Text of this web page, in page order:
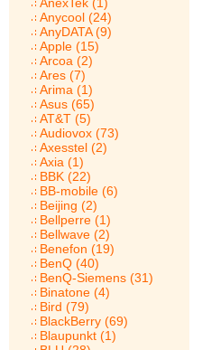
Anycool (24)
AnyDATA (9)
Apple (15)
Arcoa (2)
Ares (7)
Arima (1)
Asus (65)
AT&T (5)
Audiovox (73)
Axesstel (2)
Axia (1)
BBK (22)
BB-mobile (6)
Beijing (2)
Bellperre (1)
Bellwave (2)
Benefon (19)
BenQ (40)
BenQ-Siemens (31)
Binatone (4)
Bird (79)
BlackBerry (69)
Blaupunkt (1)